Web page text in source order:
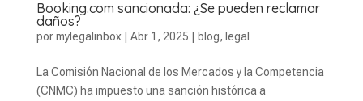
Booking.com sancionada: ¿Se pueden reclamar
daños?
pormylegalinbox Abr 1, 2025 blog, legal
La Comisión Nacional de los Mercados y la Competencia
(CNMC) ha impuesto una sanción histórica a